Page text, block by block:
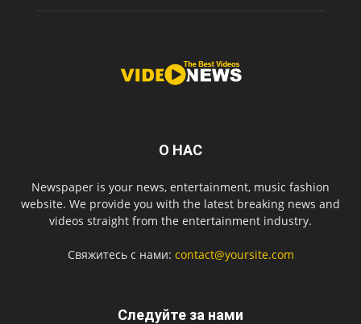
О НАС
Newspaper is your news, entertainment, music fashion
website. We provide you with the latest breaking news and
videos straight from the entertainment industry.
Свяжитесь с нами: contact@yoursite.com
Следуйте за нами